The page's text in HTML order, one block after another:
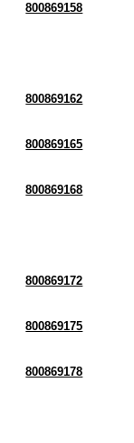
800869158
800869162
800869165
800869168
800869172
800869175
800869178